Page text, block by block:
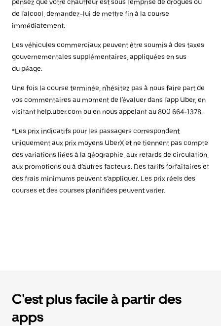
pensez que votre chauffeur est sous l'emprise de drogues ou
de l'alcool, demandez-lui de mettre fin à la course
immédiatement.
Les véhicules commerciaux peuvent être soumis à des taxes
gouvernementales supplémentaires, appliquées en sus
du péage.
Une fois la course terminée, n'hésitez pas à nous faire part de
vos commentaires au moment de l'évaluer dans l'app Uber, en
visitant help.uber.com ou en nous appelant au 800 664-1378.
*Les prix indicatifs pour les passagers correspondent
uniquement aux prix moyens UberX et ne tiennent pas compte
des variations liées à la géographie, aux retards de circulation,
aux promotions ou à d’autres facteurs. Des tarifs forfaitaires et
des frais minimums peuvent s’appliquer. Les prix réels des
courses et des courses planifiées peuvent varier.
C'est plus facile à partir des
apps